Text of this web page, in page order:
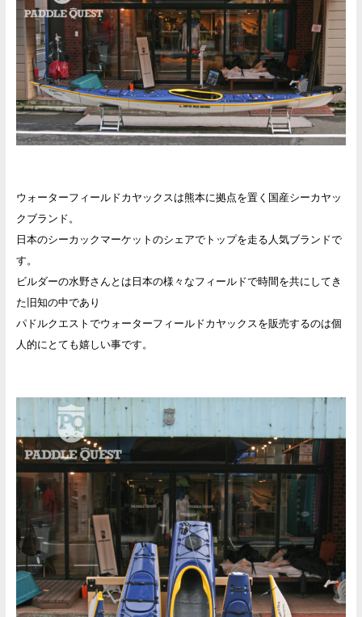
ウォーターフィールドカヤックスは熊本に拠点を置く国産シーカヤッ
クブランド。
日本のシーカックマーケットのシェアでトップを走る人気ブランドで
す。
ビルダーの水野さんとは日本の様々なフィールドで時間を共にしてき
た旧知の中であり
パドルクエストでウォーターフィールドカヤックスを販売するのは個
人的にとても嬉しい事です。